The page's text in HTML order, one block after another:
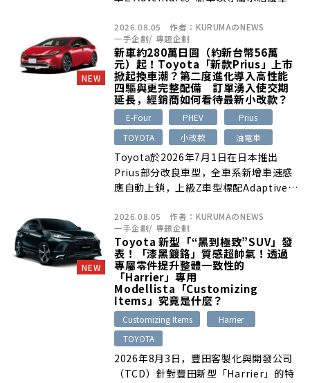
座椅及三款雙色車身強化戶外風格，搭載
1.8升油電系統，最高油耗表現達26.4km
／L；部分經銷商配額已迅速售罄。
NEW
2026.08.05 作者： KURUMAのNEWS
一手企劃/ 專題企劃
新車約280萬日圓（約新台幣56萬
元）起！Toyota「新款Prius」上市
掀起換車潮？第二度進化導入高性能
四驅與更完整配備 訂單湧入使交期
延長，經銷商如何看待最新小改款？
E-Four PHEV
Prius
TOYOTA
小改款 油電車
Toyota於2026年7月1日在日本推出
Prius部分改良車型，全車系新增車速感
應自動上鎖，上級Z車型標配Adaptive
入SNOW EXTRA模式。經銷商表示，配
備簡化與安全升級獲得肯定，但不同動力
車型交期已延至2026年秋季至2027年
初。
NEW
2026.08.05 作者： KURUMAのNEWS
一手企劃/ 專題企劃
Toyota 新型「“黑到極致”SUV」發
表！「漆黑鍍鉻」質感超帥氣！透過
專屬零件提升整體一致性的
「Harrier」專用
Modellista「Customizing
Items」究竟是什麼？
Customizing Items
Harrier
TOYOTA
2026年8月3日，豐田客製化與開發公司
（TCD）針對豐田新型「Harrier」的特